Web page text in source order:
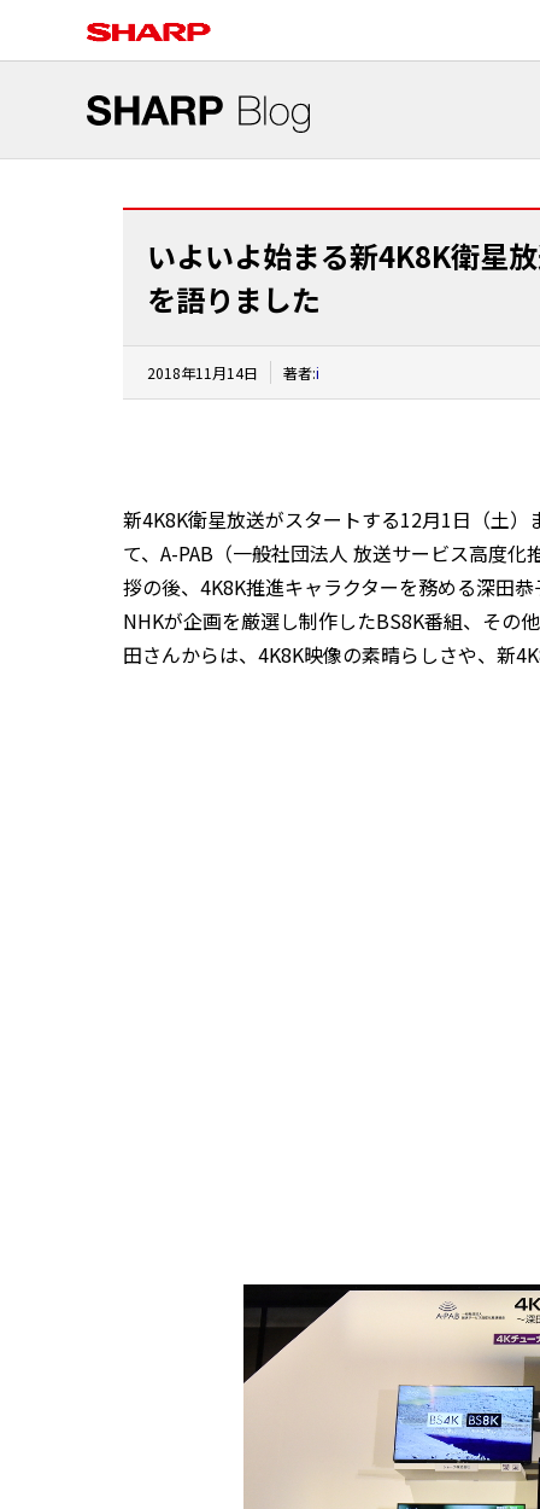
いよいよ始まる新4K8K衛星
を語りました
2018年11月14日 著者:i
新4K8K衛星放送がスタートする12月1日（土
て、A-PAB（一般社団法人 放送サービス高度
拶の後、4K8K推進キャラクターを務める深田
NHKが企画を厳選し制作したBS8K番組、その
田さんからは、4K8K映像の素晴らしさや、新